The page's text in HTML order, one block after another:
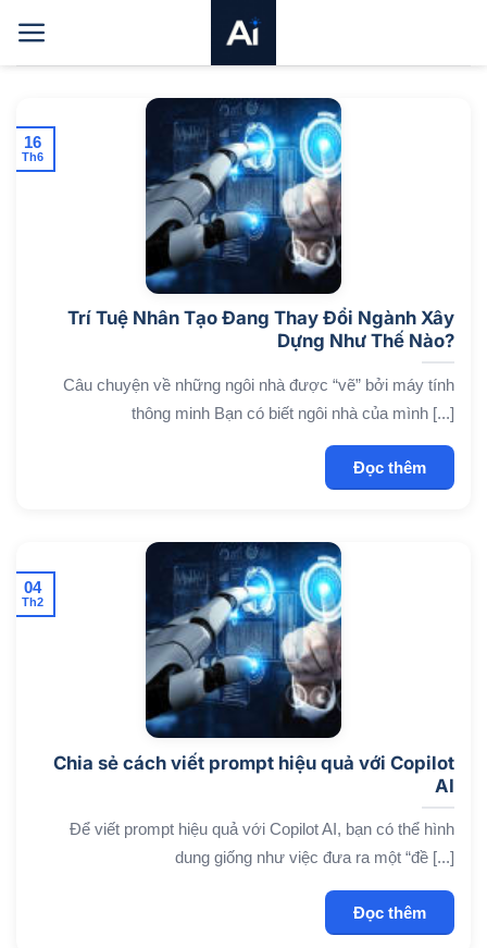
qua
nội
Trí Tuệ Nhân Tạo Đang Thay Đổi Ngành Xây
Dựng Như Thế Nào?
Câu chuyện về những ngôi nhà được “vẽ” bởi máy tính
thông minh Bạn có biết ngôi nhà của mình [...]
Đọc thêm
16
Th6
Chia sẻ cách viết prompt hiệu quả với Copilot
AI
Để viết prompt hiệu quả với Copilot AI, bạn có thể hình
dung giống như việc đưa ra một “đề [...]
Đọc thêm
04
Th2